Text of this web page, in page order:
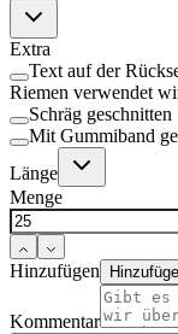
Extra
Text auf der
Riemen verwendet
Schräg geschnitten
Mit Gummiband
Länge
Menge
Hinzufügen
Kommentar